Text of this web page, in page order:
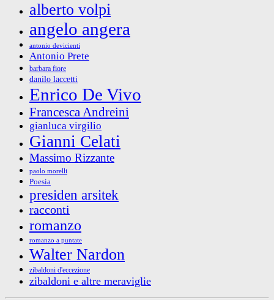
alberto volpi
angelo angera
antonio devicienti
Antonio Prete
barbara fiore
danilo laccetti
Enrico De Vivo
Francesca Andreini
gianluca virgilio
Gianni Celati
Massimo Rizzante
paolo morelli
Poesia
presiden arsitek
racconti
romanzo
romanzo a puntate
Walter Nardon
zibaldoni d'eccezione
zibaldoni e altre meraviglie